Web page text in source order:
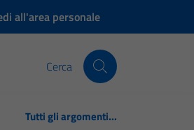
all'area personale
Cerca
Tutti gli argomenti...